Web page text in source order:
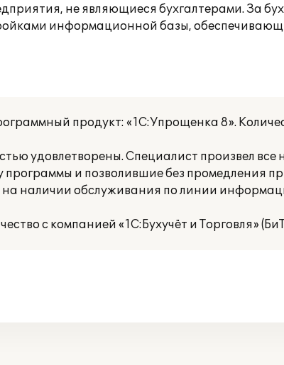
не являющиеся бухгалтерами. За
информационной базы,
продукт: «1С:Упрощенка 8».
удовлетворены. Специалист произвел
и позволившие без промедления
наличии обслуживания по линии
с компанией «1С:Бухучёт и Торговля»